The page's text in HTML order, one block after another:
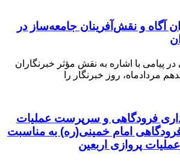
آگاه و نقش‌آفرینان جامعه‌ساز در
در پیامی با اشاره به نقش مؤثر خبرنگاران
مردادماه، روز خبرنگار را
فرودگاهی و سرپرست عملیات
۱۴۰۵ شهر فرودگاهی امام خمینی(ره) به مناسبت
پروازی اربعین